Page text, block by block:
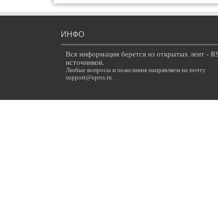
ИНФО
Вся информация берется из открытых лент -
источников.
Любые вопросы и пожелания напрявляем на почту
support@uprss.ru .